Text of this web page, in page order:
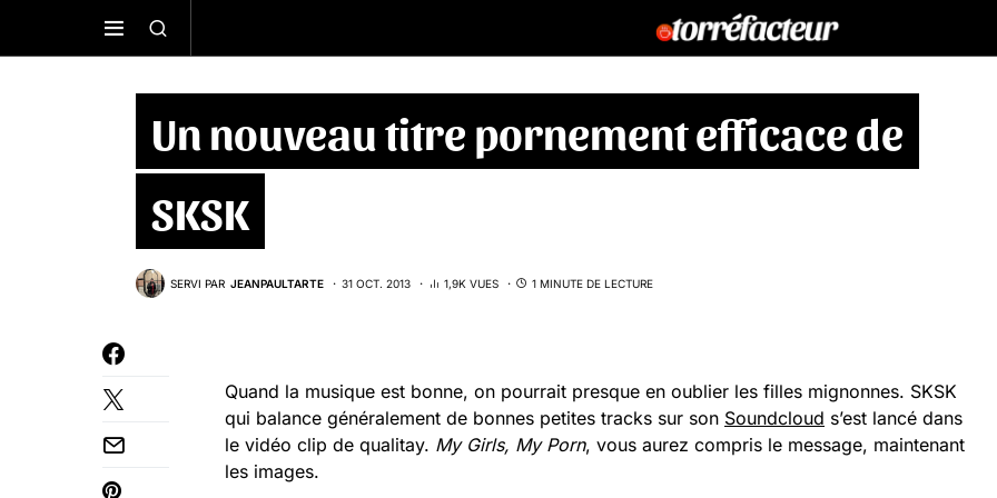
Un nouveau titre pornement efficace de
SKSK
SERVI PAR JEANPAULTARTE 31 OCT. 2013 1,9K VUES 1 MINUTE DE LECTURE
Quand la musique est bonne, on pourrait presque en oublier les filles mignonnes. SKSK
qui balance généralement de bonnes petites tracks sur son Soundcloud s’est lancé dans
le vidéo clip de qualitay. My Girls, My Porn, vous aurez compris le message, maintenant
les images.